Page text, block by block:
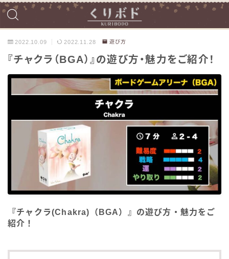
2022.10.09 2022.11.28 遊び方
『チャクラ（BGA）』の遊び方・魅力をご紹介！
『チャクラ(Chakra)（BGA）』の遊び方・魅力をご
紹介！